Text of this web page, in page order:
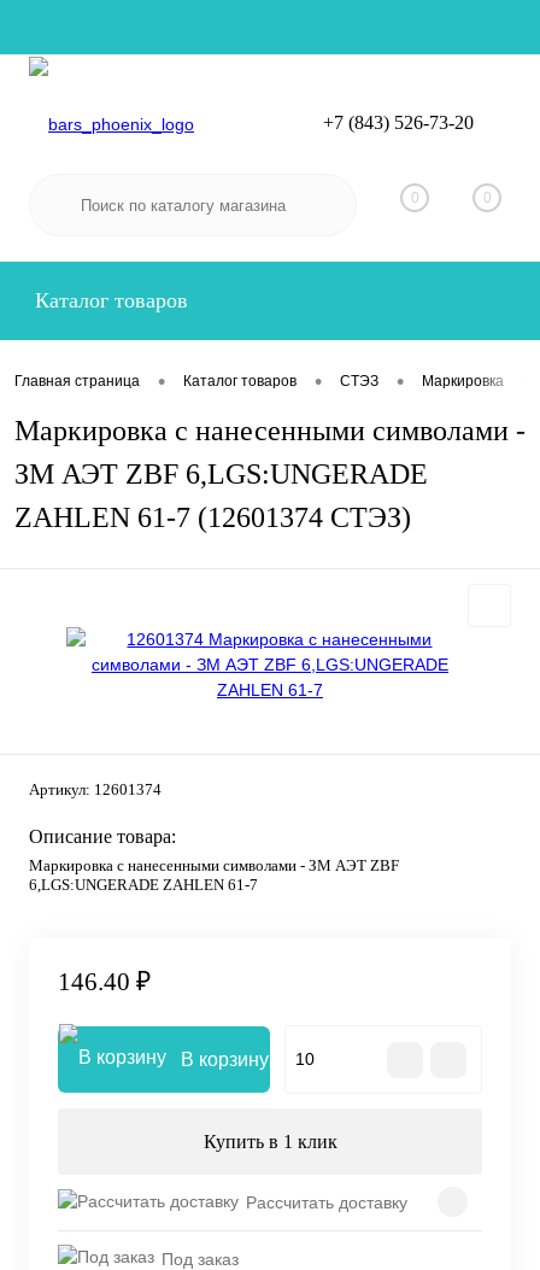
Вход
+7 (843) 526-73-20
0 0
Каталог товаров
Главная страница • Каталог товаров • СТЭЗ • Маркировка
Маркировка с нанесенными символами -
ЗМ АЭТ ZBF 6,LGS:UNGERADE
ZAHLEN 61-7 (12601374 СТЭЗ)
Артикул: 12601374
Описание товара:
Маркировка с нанесенными символами - ЗМ АЭТ ZBF
6,LGS:UNGERADE ZAHLEN 61-7
146.40 ₽
В корзину
Купить в 1 клик
Рассчитать доставку
Под заказ